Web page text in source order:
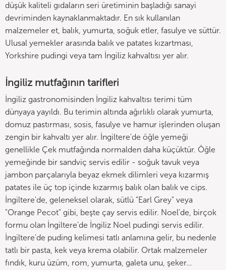
düşük kaliteli gıdaların seri üretiminin başladığı sanayi
devriminden kaynaklanmaktadır. En sık kullanılan
malzemeler et, balık, yumurta, soğuk etler, fasulye ve süttür.
Ulusal yemekler arasında balık ve patates kızartması,
Yorkshire pudingi veya tam İngiliz kahvaltısı yer alır.
İngiliz mutfağının tarifleri
İngiliz gastronomisinden İngiliz kahvaltısı terimi tüm
dünyaya yayıldı. Bu terimin altında ağırlıklı olarak yumurta,
domuz pastırması, sosis, fasulye ve hamur işlerinden oluşan
zengin bir kahvaltı yer alır. İngiltere'de öğle yemeği
genellikle Çek mutfağında normalden daha küçüktür. Öğle
yemeğinde bir sandviç servis edilir - soğuk tavuk veya
jambon parçalarıyla beyaz ekmek dilimleri veya kızarmış
patates ile üç top içinde kızarmış balık olan balık ve cips.
İngiltere'de, geleneksel olarak, sütlü "Earl Grey" veya
"Orange Pecot" gibi, beşte çay servis edilir. Noel'de, birçok
formu olan İngiltere'de İngiliz Noel pudingi servis edilir.
İngiltere'de puding kelimesi tatlı anlamına gelir, bu nedenle
tatlı bir pasta, kek veya krema olabilir. Ortak malzemeler
fındık, kuru üzüm, rom, yumurta, galeta unu, şeker…